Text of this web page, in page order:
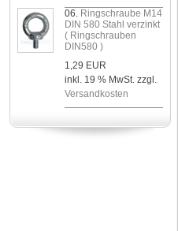
06. Ringschraube M14
DIN 580 Stahl verzinkt
( Ringschrauben
DIN580 )
1,29 EUR
inkl. 19 % MwSt. zzgl.
Versandkosten